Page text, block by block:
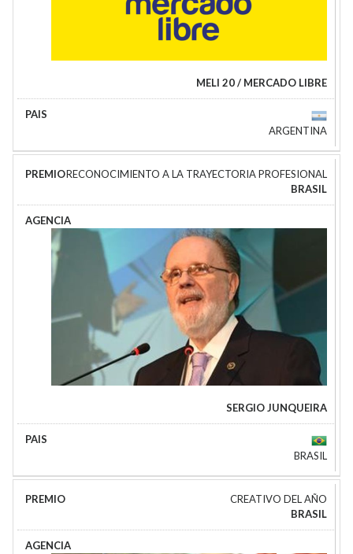
MELI 20 / MERCADO LIBRE
ARGENTINA
RECONOCIMIENTO A LA TRAYECTORIA PROFESIONAL
BRASIL
SERGIO JUNQUEIRA
BRASIL
CREATIVO DEL AÑO
BRASIL